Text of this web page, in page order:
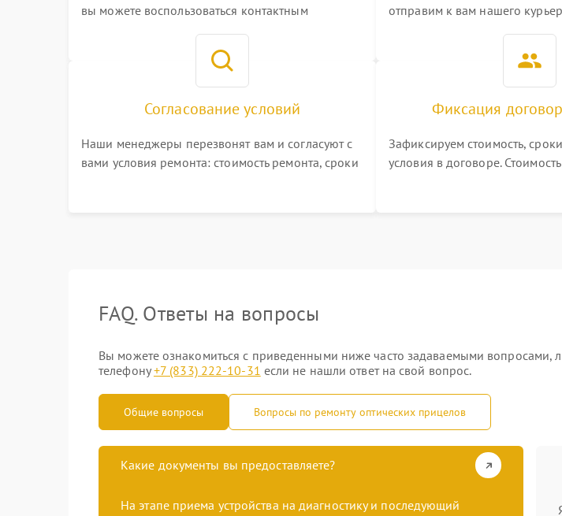
вы можете воспользоваться контактным
номер телефона на сайте
отправим к вам нашего
Согласование условий
Наши менеджеры перезвонят вам и согласуют с
вами условия ремонта: стоимость ремонта, сроки
Фиксация
Зафиксируем стоимость,
условия в договоре.
FAQ. Ответы на вопросы
Вы можете ознакомиться с приведенными ниже часто задаваемыми вопросами,
телефону+7 (833) 222-10-31 если не нашли ответ на свой вопрос.
Общие вопросы Вопросы по ремонту оптических прицелов
Какие документы вы предоставляете?
На этапе приема устройства на диагностику и последующий